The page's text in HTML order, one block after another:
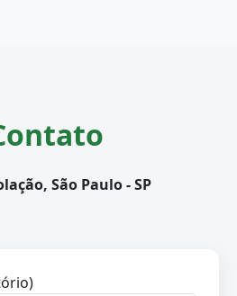
São Paulo - SP